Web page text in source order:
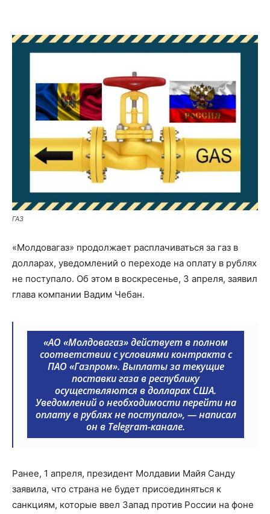
ГАЗ
«Молдовагаз» продолжает расплачиваться за газ в
долларах, уведомлений о переходе на оплату в рублях
не поступало. Об этом в воскресенье, 3 апреля, заявил
глава компании Вадим Чебан.
«АО «Молдовагаз» действует в полном
соответствии с условиями контракта с
ПАО «Газпром». Выплаты за текущие
поставки газа в республику
осуществляются в долларах США.
Уведомлений о необходимости перейти на
оплату в рублях не поступало», — написал
он в Telegram-канале.
Ранее, 1 апреля, президент Молдавии Майя Санду
заявила, что страна не будет присоединяться к
санкциям, которые ввел Запад против России на фоне